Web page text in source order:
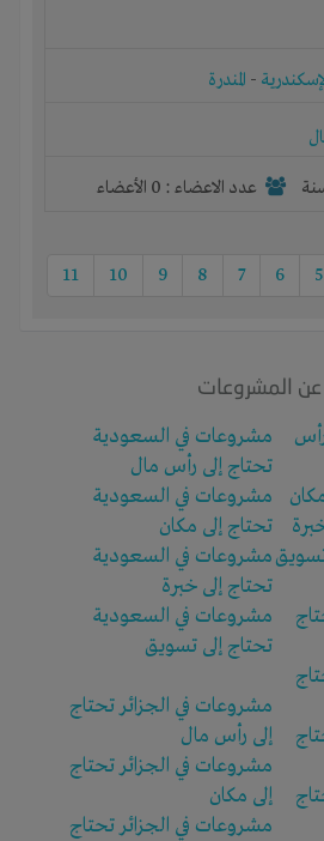
- المندرة
عدد الاعضاء : 0 الأعضاء
5
6
7
8
9
10
11
عن المشروعات
مشروعات في السعودية
تحتاج إلى رأس مال
مشروعات في السعودية
تحتاج إلى مكان
مشروعات في السعودية
تحتاج إلى خبرة
مشروعات في السعودية
تحتاج إلى تسويق
مشروعات في الجزائر تحتاج
إلى رأس مال
مشروعات في الجزائر تحتاج
إلى مكان
مشروعات في الجزائر تحتاج